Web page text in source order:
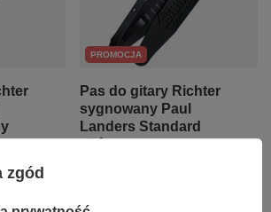
PROMOCJA
Pas do gitary Richter
sygnowany Paul
Landers Standard
skórzany czarny
Najniższa cena z 30 dni przed
zgód